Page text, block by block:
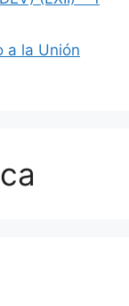
a la Unión